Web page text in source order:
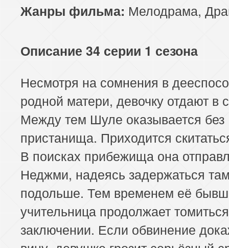
Жанры фильма: Мелодрама,
Описание 34 серии 1 сезона
Несмотря на сомнения в
родной матери, девочку отдают в
Между тем Шуле оказывается без
пристанища. Приходится
В поисках прибежища она
Неджми, надеясь задержаться
подольше. Тем временем её
учительница продолжает
заключении. Если обвинение